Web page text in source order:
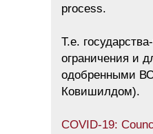
process.
Т.е.
ограничения и
одобренными
Ковишилдом).
COVID-19: